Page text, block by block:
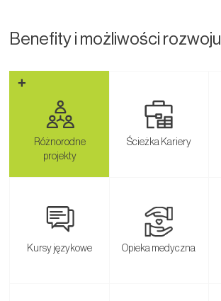
Benefity i możliwości rozwoju
Różnorodne
projekty
Ścieżka Kariery
Kursy językowe Opieka medyczna